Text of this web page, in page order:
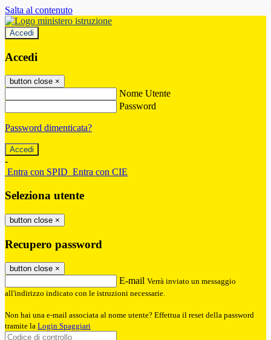
Salta al contenuto
Accedi
Accedi
button close ×
Nome Utente
Password
Password dimenticata?
-
Entra con SPID Entra con CIE
Seleziona utente
button close ×
Recupero password
button close ×
E-mail Verrà inviato un messaggio
all'indirizzo indicato con le istruzioni necessarie.
Non hai una e-mail associata al nome utente? Effettua il reset della password
tramite la Login Spaggiari